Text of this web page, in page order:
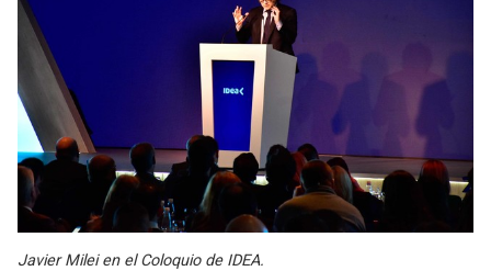
Javier Milei en el Coloquio de IDEA.